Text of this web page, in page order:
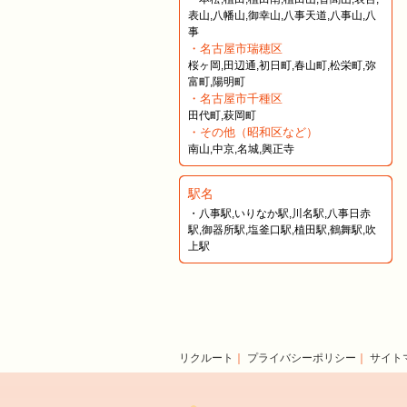
表山,八幡山,御幸山,八事天道,八事山,八
事
・名古屋市瑞穂区
桜ヶ岡,田辺通,初日町,春山町,松栄町,弥
富町,陽明町
・名古屋市千種区
田代町,萩岡町
・その他（昭和区など）
南山,中京,名城,興正寺
駅名
・八事駅,いりなか駅,川名駅,八事日赤
駅,御器所駅,塩釜口駅,植田駅,鶴舞駅,吹
上駅
リクルート ｜ プライバシーポリシー ｜ サイト